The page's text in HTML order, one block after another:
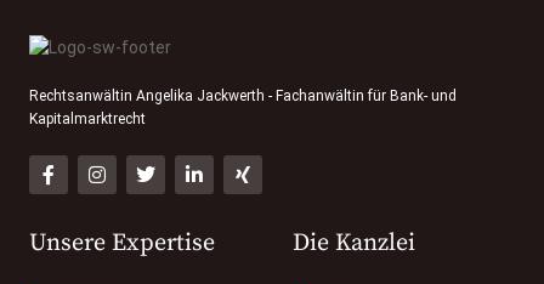
Rechtsanwältin Angelika Jackwerth - Fachanwältin für Bank- und
Kapitalmarktrecht
Unsere Expertise Die Kanzlei